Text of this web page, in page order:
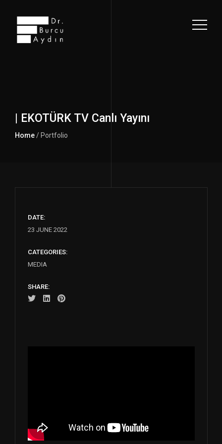
| EKOTÜRK TV Canlı Yayını
Home/ Portfolio
DATE:
23 JUNE 2022
CATEGORIES:
MEDIA
SHARE: